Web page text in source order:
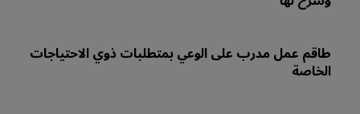
طاقم عمل مدرب على الوعي بمتطلبات ذوي الاحتياجات
الخاصة